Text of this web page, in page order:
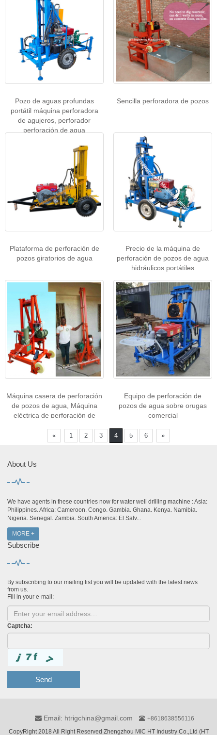
Pozo de aguas profundas
portátil máquina perforadora
de agujeros, perforador
perforación de agua
Sencilla perforadora de pozos
Plataforma de perforación de
pozos giratorios de agua
Precio de la máquina de
perforación de pozos de agua
hidráulicos portátiles
Máquina casera de perforación
de pozos de agua, Máquina
eléctrica de perforación de
Equipo de perforación de
pozos de agua sobre orugas
comercial
« 1 2 3 4 5 6 »
About Us
We have agents in these countries now for water well drilling machine : Asia:
Philippines. Africa: Cameroon. Congo. Gambia. Ghana. Kenya. Namibia.
Nigeria. Senegal. Zambia. South America: El Salv...
MORE +
Subscribe
By subscribing to our mailing list you will be updated with the latest news
from us.
Fill in your e-mail:
Captcha:
Send
Email: htrigchina@gmail.com
+8618638556116
CopyRight 2018 All Right Reserved Zhengzhou MIC HT Industry Co.,Ltd (HT